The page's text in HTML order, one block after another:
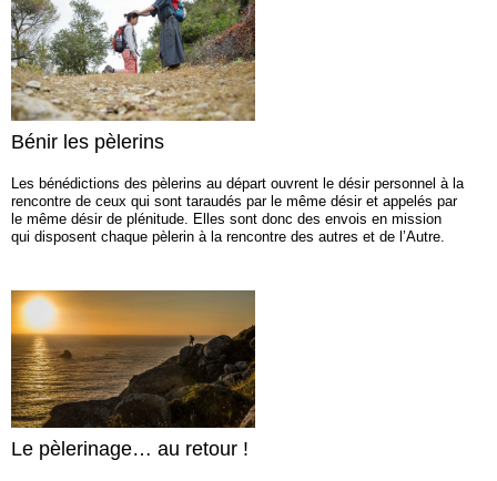
Bénir les pèlerins
Les bénédictions des pèlerins au départ ouvrent le désir personnel à la
rencontre de ceux qui sont taraudés par le même désir et appelés par
le même désir de plénitude. Elles sont donc des envois en mission
qui disposent chaque pèlerin à la rencontre des autres et de l’Autre.
Le pèlerinage… au retour !